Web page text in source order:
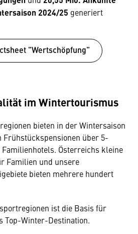
2024/25 generiert
"Wertschöpfung"
im Wintertourismus
bieten in der Wintersaison
Frühstückspensionen über 5-
Österreichs kleine
Familien und unsere
bieten mehrere hundert
ist die Basis für
Top-Winter-Destination.